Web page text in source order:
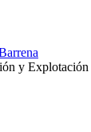
y Explotación